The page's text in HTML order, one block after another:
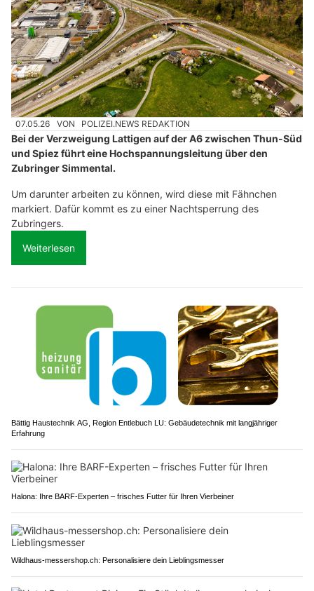
07.05.26 VON POLIZEI.NEWS REDAKTION
Bei der Verzweigung Lattigen auf der A6 zwischen Thun-Süd
und Spiez führt eine Hochspannungsleitung über den
Zubringer Simmental.
Um darunter arbeiten zu können, wird diese mit Fähnchen
markiert. Dafür kommt es zu einer Nachtsperrung des
Zubringers.
Weiterlesen
Bättig Haustechnik AG, Region Entlebuch LU: Gebäudetechnik mit langjähriger
Erfahrung
Halona: Ihre BARF-Experten – frisches Futter für Ihren Vierbeiner
Wildhaus-messershop.ch: Personalisiere dein Lieblingsmesser